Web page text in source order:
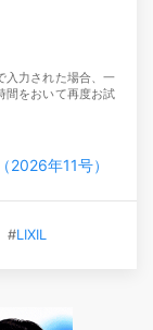
入力された場合、一
間をおいて再度お試
2026年11号）
#LIXIL